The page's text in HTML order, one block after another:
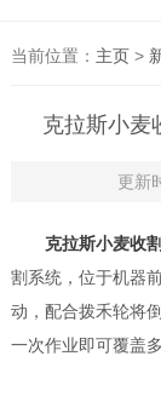
当前位置： 主页>
克拉斯小麦
更新
克拉斯小麦收
割系统，位于机器
动，配合拨禾轮将
一次作业即可覆盖多